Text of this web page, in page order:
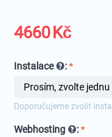
4660Kč
Instalace :
Doporučujeme zvolit
Webhosting :